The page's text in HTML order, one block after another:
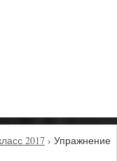
2017 › Упражнение